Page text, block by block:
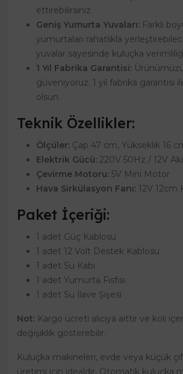
ettirebilirsiniz.
Geniş Yumurta Yuvaları: Farklı
yumurtaları rahatlıkla
yuvalar sayesinde kuluçka
1 Yıl Fabrika Garantisi:
güveniyoruz. 1 yıl fabrika garantisi
olsun.
Teknik Özellikler:
Ölçüler: Çap 47 cm, Yükseklik 16
Elektrik Gücü: 220V 50Hz / 12V
Çevirme Motoru: 5V Mini Motor
Hava Sirkülasyon Fanı: 12V 12cm
Paket İçeriği:
1 adet Güç Kablosu
1 adet 12 Volt Destek Kablosu
1 adet Su Kabı
1 adet Yumurta Fısfısı
1 adet Su İlave Şişesi
Not: Kargo ücreti alıcıya aittir ve koli
değişiklik gösterebilir.
Kuluçka makineleri, evde veya küçük